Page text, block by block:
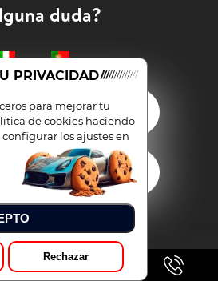
duda?
Escríbenos
+34 633 813 370
PRIVACIDAD
para mejorar tu
de cookies haciendo
configurar los ajustes en
Rechazar